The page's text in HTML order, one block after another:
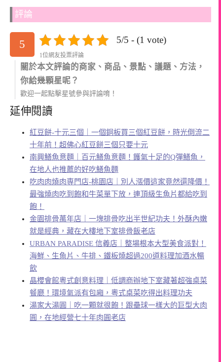
評論
5 5/5 - (1 vote)
1位網友投票評論
關於本文評論的商家、商品、景點、議題、方法，
你給幾顆星呢？
歡迎一起點擊星號參與評論唷！
延伸閱讀
紅豆餅-十元三個｜一個銅板買三個紅豆餅，時光倒流二
十年前！超佛心紅豆餅三個只要十元
南興鱔魚意麵｜百元鱔魚意麵！鑊氣十足的Q彈鱔魚，
在地人也推薦的好吃鱔魚麵
吃肉肉燒肉専門店-桃園店｜別人漲價這家竟然還降價！
最強燒肉吃到飽和牛菜單下放，連頂級生魚片都給吃到
飽！
金園排骨萬年店｜一塊排骨吃出半世紀功夫！外酥內嫩
就是經典，藏在大樓地下室排骨飯老店
URBAN PARADISE 信義店｜整場根本大型美食派對！
海鮮、生魚片、牛排、鐵板燒超過200道料理加酒水暢
飲
晶櫻會館粵式創意料理｜低調商辦地下室藏著超強桌菜
餐廳！環境氣派有包廂，粵式桌菜吃得出料理功夫
湯家大湯圓｜吃一顆就很飽！跟壘球一樣大的巨型大肉
圓，在地經營七十年肉圓老店